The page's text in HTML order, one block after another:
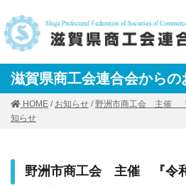
滋賀県商工会連合会からの
HOME / お知らせ / 野洲市商工会 主催 『
知らせ
野洲市商工会 主催 『令